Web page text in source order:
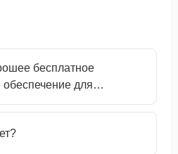
бесплатное
для